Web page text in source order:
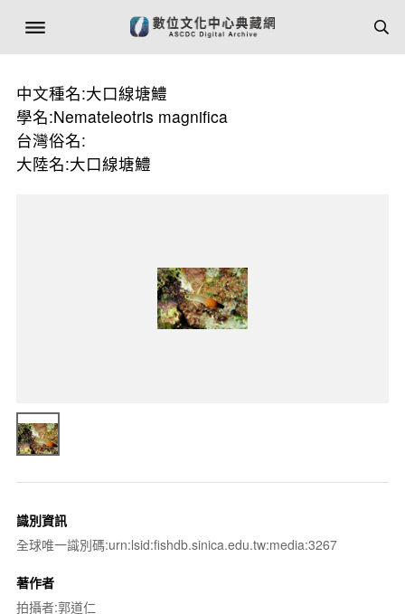
中文種名:大口線塘鱧
學名:Nemateleotris magnifica
台灣俗名:
大陸名:大口線塘鱧
識別資訊
全球唯一識別碼:urn:lsid:fishdb.sinica.edu.tw:media:3267
著作者
拍攝者:郭道仁